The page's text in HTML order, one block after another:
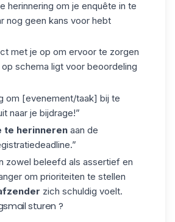
herinnering om je enquête in te
nog geen kans voor hebt
met je op om ervoor te zorgen
schema ligt voor beoordeling
om [evenement/taak] bij te
naar je bijdrage!”
te herinneren aan de
zowel beleefd als assertief en
om prioriteiten te stellen
zich schuldig voelt.
sturen ?